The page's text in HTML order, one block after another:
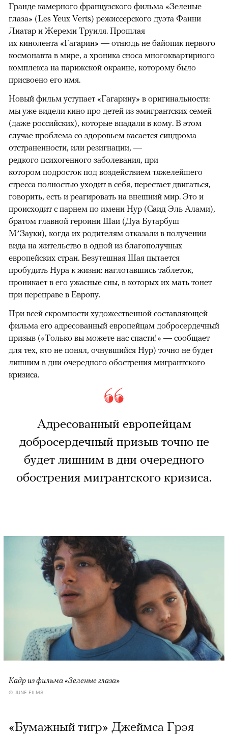
Гранде камерного французского фильма «Зеленые
глаза» (Les Yeux Verts) режиссерского дуэта Фанни
Лиатар и Жереми Труиля. Прошлая
их кинолента «Гагарин» — отнюдь не байопик первого
космонавта в мире, а хроника сноса многоквартирного
комплекса на парижской окраине, которому было
присвоено его имя.
Новый фильм уступает «Гагарину» в оригинальности:
мы уже видели кино про детей из эмигрантских семей
(даже российских), которые впадали в кому. В этом
случае проблема со здоровьем касается синдрома
отстраненности, или резигнации, —
редкого психогенного заболевания, при
котором подросток под воздействием тяжелейшего
стресса полностью уходит в себя, перестает двигаться,
говорить, есть и реагировать на внешний мир. Это и
происходит с парнем по имени Нур (Саид Эль Алами),
братом главной героини Шаи (Дуа Бутарбуш
М’Зауки), когда их родителям отказали в получении
вида на жительство в одной из благополучных
европейских стран. Безутешная Шая пытается
пробудить Нура к жизни: наглотавшись таблеток,
проникает в его ужасные сны, в которых их мать тонет
при переправе в Европу.
При всей скромности художественной составляющей
фильма его адресованный европейцам добросердечный
призыв («Только вы можете нас спасти!» — сообщает
для тех, кто не понял, очнувшийся Нур) точно не будет
лишним в дни очередного обострения мигрантского
кризиса.
Адресованный европейцам
добросердечный призыв точно не
будет лишним в дни очередного
обострения мигрантского кризиса.
Кадр из фильма «Зеленые глаза»
© JUNE FILMS
«Бумажный тигр» Джеймса Грэя